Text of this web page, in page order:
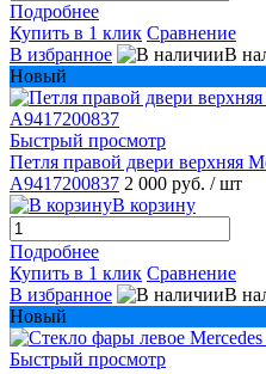
Подробнее
Купить в 1 клик Сравнение
В избранное
В
Новый
Быстрый просмотр
Петля правой двери верхняя
A9417200837 2 000 руб. / шт
В корзину
Подробнее
Купить в 1 клик Сравнение
В избранное
В
Новый
Быстрый просмотр